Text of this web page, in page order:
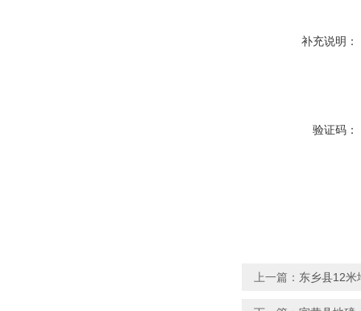
补充说明：
验证码：
上一篇： 东乡县12米